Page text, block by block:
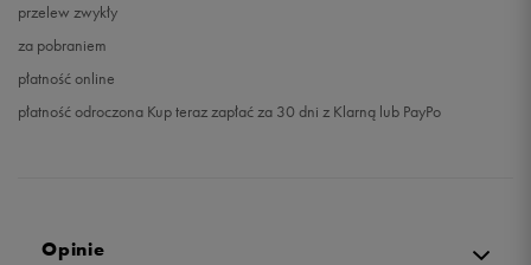
przelew zwykły
za pobraniem
płatność online
płatność odroczona Kup teraz zapłać za 30 dni z Klarną lub PayPo
Opinie